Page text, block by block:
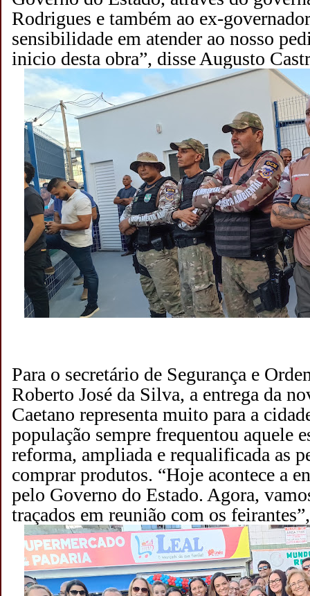
Rodrigues e também ao ex-
sensibilidade em atender ao nosso
inicio desta obra”, disse Augusto
Para o secretário de Segurança e
Roberto José da Silva, a entrega da
Caetano representa muito para a
população sempre frequentou aquele
reforma, ampliada e requalificada as
comprar produtos. “Hoje acontece a
pelo Governo do Estado. Agora,
traçados em reunião com os